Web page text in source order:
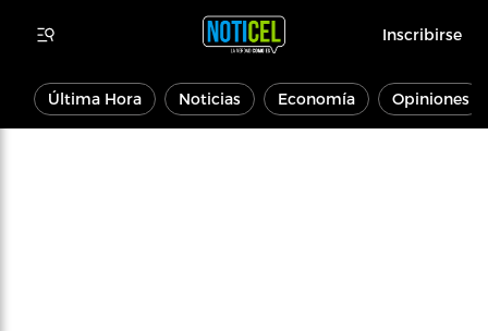
Inscribirse
Última Hora Noticias Economía Opiniones